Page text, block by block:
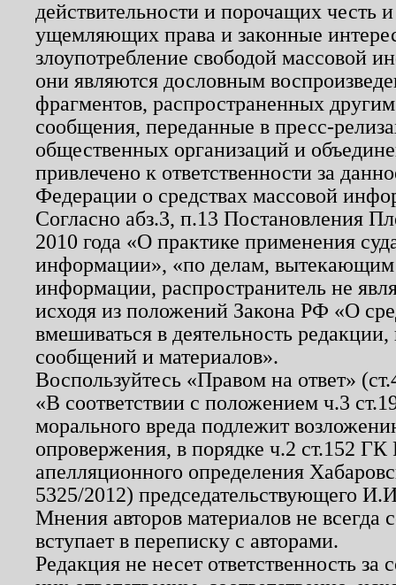
действительности и порочащих честь
ущемляющих права и законные
злоупотребление свободой массовой
они являются дословным
фрагментов, распространенных
сообщения, переданные в пресс-
общественных организаций и
привлечено к ответственности за
Федерации о средствах массовой
Согласно абз.3, п.13 Постановления
2010 года «О практике применения
информации», «по делам, вытекающим
информации, распространитель не
исходя из положений Закона РФ «О
вмешиваться в деятельность
сообщений и материалов».
Воспользуйтесь «Правом на ответ»
«В соответствии с положением ч.3
морального вреда подлежит
опровержения, в порядке ч.2 ст.152
апелляционного определения
5325/2012) председательствующего
Мнения авторов материалов не
вступает в переписку с авторами.
Редакция не несет ответственность